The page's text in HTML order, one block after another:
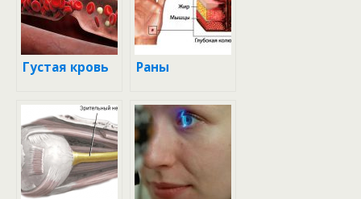
Густая кровь Раны